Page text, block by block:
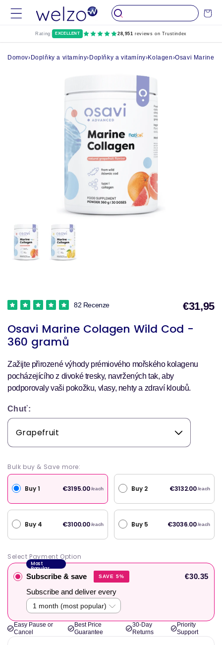
Přeskočit na
obsah
Vozík
Rating: EXCELLENT 28,951 reviews on Trustindex
Domov› Doplňky a vitamíny› Doplňky a vitamíny›Kolagen›Osavi Marine
Osavi Marine Colagen Wild Cod -
360 gramů
82 Recenze €31,95
Zažijte přirozené výhody prémiového mořského kolagenu
pocházejícího z divoké tresky, navržených tak, aby
podporovaly vaši pokožku, vlasy, nehty a zdraví kloubů.
Chuť:
Bulk buy & Save more:
Buy 1 €3195.00 /each Buy 2 €3132.00 /each
Buy 4 €3100.00 /each Buy 5 €3036.00 /each
Select Payment Option
Most
Popular
Subscribe & save SAVE 5%
€30.35
Subscribe and deliver every
Easy Pause or
Cancel
Best Price
Guarantee
30-Day
Returns
Priority
Support